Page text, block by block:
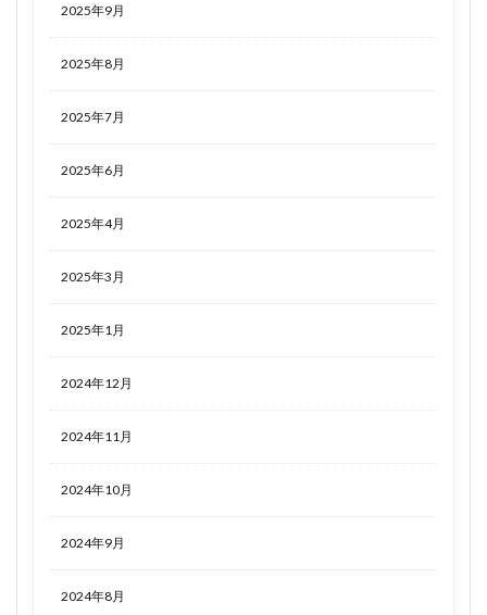
2025年9月
2025年8月
2025年7月
2025年6月
2025年4月
2025年3月
2025年1月
2024年12月
2024年11月
2024年10月
2024年9月
2024年8月